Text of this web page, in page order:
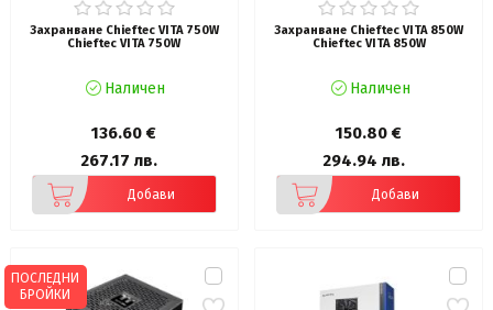
Захранване Chieftec VITA 750W
Chieftec VITA 750W
Наличен
136.60 €
267.17 лв.
Добави
Захранване Chieftec VITA 850W
Chieftec VITA 850W
Наличен
150.80 €
294.94 лв.
Добави
ПОСЛЕДНИ
БРОЙКИ